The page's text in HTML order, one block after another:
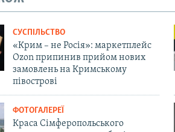
СУСПІЛЬСТВО
«Крим – не Росія»: маркетплейс
Ozon припинив прийом нових
замовлень на Кримському
півострові
ФОТОГАЛЕРЕЇ
Краса Сімферопольського